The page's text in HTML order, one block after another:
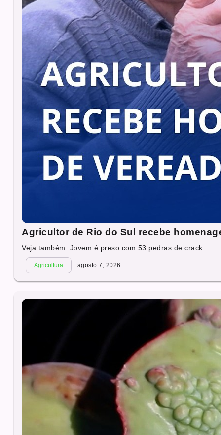
Agricultor de Rio do Sul recebe
Veja também: Jovem é preso com 53 pedras de crack...
Agricultura agosto 7, 2026